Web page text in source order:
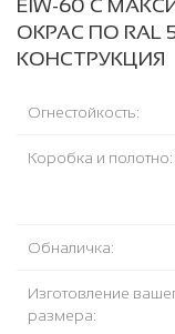
EIW-60 С
ОКРАС ПО RAL
КОНСТРУКЦИЯ
Огнестойкость:
Коробка и полотно:
Обналичка:
Изготовление
размера: